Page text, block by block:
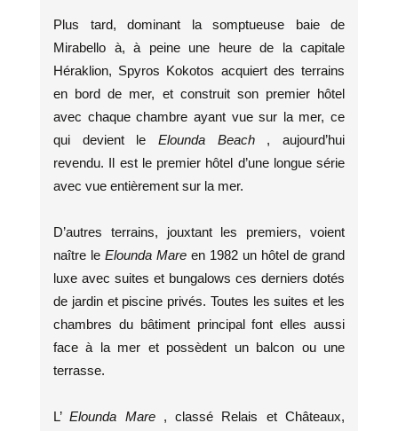
Plus tard, dominant la somptueuse baie de
Mirabello à, à peine une heure de la capitale
Héraklion, Spyros Kokotos acquiert des terrains
en bord de mer, et construit son premier hôtel
avec chaque chambre ayant vue sur la mer, ce
qui devient le Elounda Beach , aujourd’hui
revendu. Il est le premier hôtel d’une longue série
avec vue entièrement sur la mer.
D’autres terrains, jouxtant les premiers, voient
naître le Elounda Mare en 1982 un hôtel de grand
luxe avec suites et bungalows ces derniers dotés
de jardin et piscine privés. Toutes les suites et les
chambres du bâtiment principal font elles aussi
face à la mer et possèdent un balcon ou une
terrasse.
L’Elounda Mare , classé Relais et Châteaux,